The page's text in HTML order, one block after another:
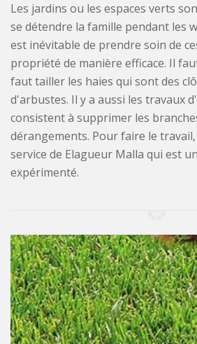
Les jardins ou les espaces verts
se détendre la famille pendant les
est inévitable de prendre soin de
propriété de manière efficace. Il
faut tailler les haies qui sont des
d'arbustes. Il y a aussi les travaux
consistent à supprimer les
dérangements. Pour faire le
service de Elagueur Malla qui est
expérimenté.